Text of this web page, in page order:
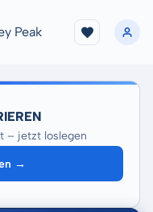
Peak
– jetzt loslegen
→